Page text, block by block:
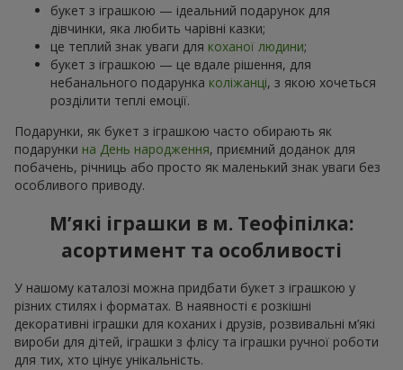
букет з іграшкою — ідеальний подарунок для
дівчинки, яка любить чарівні казки;
це теплий знак уваги для коханої людини;
букет з іграшкою — це вдале рішення, для
небанального подарунка коліжанці, з якою хочеться
розділити теплі емоції.
Подарунки, як букет з іграшкою часто обирають як
подарунки на День народження, приємний доданок для
побачень, річниць або просто як маленький знак уваги без
особливого приводу.
М’які іграшки в м. Теофіпілка:
асортимент та особливості
У нашому каталозі можна придбати букет з іграшкою у
різних стилях і форматах. В наявності є розкішні
декоративні іграшки для коханих і друзів, розвивальні м’які
вироби для дітей, іграшки з флісу та іграшки ручної роботи
для тих, хто цінує унікальність.